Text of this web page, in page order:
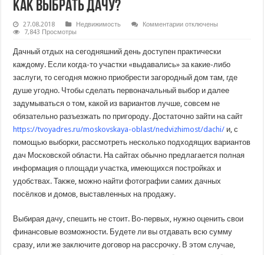
Как выбрать дачу?
27.08.2018 Недвижимость Комментариик
дачу?
отключены
7,843 Просмотры
Дачный отдых на сегодняшний день доступен практически
каждому. Если когда-то участки «выдавались» за какие-либо
заслуги, то сегодня можно приобрести загородный дом там, где
душе угодно. Чтобы сделать первоначальный выбор и далее
задумываться о том, какой из вариантов лучше, совсем не
обязательно разъезжать по пригороду. Достаточно зайти на сайт
https://tvoyadres.ru/moskovskaya-oblast/nedvizhimost/dachi/ и, с
помощью выборки, рассмотреть несколько подходящих вариантов
дач Московской области. На сайтах обычно предлагается полная
информация о площади участка, имеющихся постройках и
удобствах. Также, можно найти фотографии самих дачных
посёлков и домов, выставленных на продажу.
Выбирая дачу, спешить не стоит. Во-первых, нужно оценить свои
финансовые возможности. Будете ли вы отдавать всю сумму
сразу, или же заключите договор на рассрочку. В этом случае,